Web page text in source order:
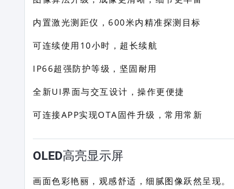
内置激光测距仪，600米内精准探测目标
可连续使用10小时，超长续航
IP66超强防护等级，坚固耐用
全新UI界面与交互设计，操作更便捷
可连接APP实现OTA固件升级，常用常新
OLED高亮显示屏
画面色彩艳丽，观感舒适，细腻图像跃然呈现。